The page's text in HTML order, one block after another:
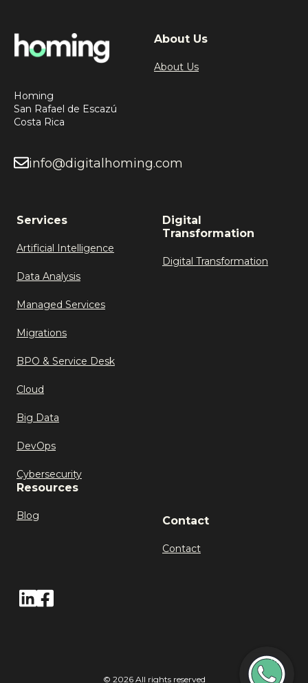
Homing
San Rafael de Escazú
Costa Rica
info@digitalhoming.com
About Us
About Us
Services
Artificial Intelligence
Data Analysis
Managed Services
Migrations
BPO & Service Desk
Cloud
Big Data
DevOps
Cybersecurity
Digital
Transformation
Digital Transformation
Resources
Blog Contact
Contact
© 2026 All rights reserved